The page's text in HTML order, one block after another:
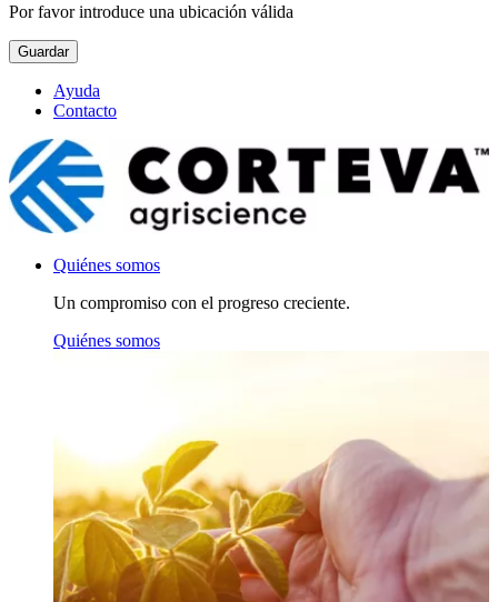
Por favor introduce una ubicación válida
Guardar
Ayuda
Contacto
Quiénes somos
Un compromiso con el progreso creciente.
Quiénes somos